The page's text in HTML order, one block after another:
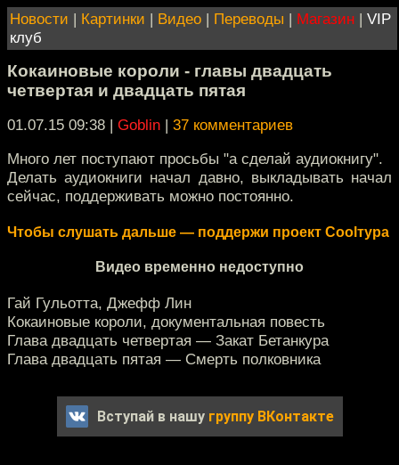
Новости | Картинки | Видео | Переводы | Магазин | VIP
клуб
Кокаиновые короли - главы двадцать
четвертая и двадцать пятая
01.07.15 09:38 | Goblin | 37 комментариев
Много лет поступают просьбы "а сделай аудиокнигу".
Делать аудиокниги начал давно, выкладывать начал
сейчас, поддерживать можно постоянно.
Чтобы слушать дальше — поддержи проект Coolтура
Видео временно недоступно
Гай Гульотта, Джефф Лин
Кокаиновые короли, документальная повесть
Глава двадцать четвертая — Закат Бетанкура
Глава двадцать пятая — Смерть полковника
Вступай в нашу группу ВКонтакте